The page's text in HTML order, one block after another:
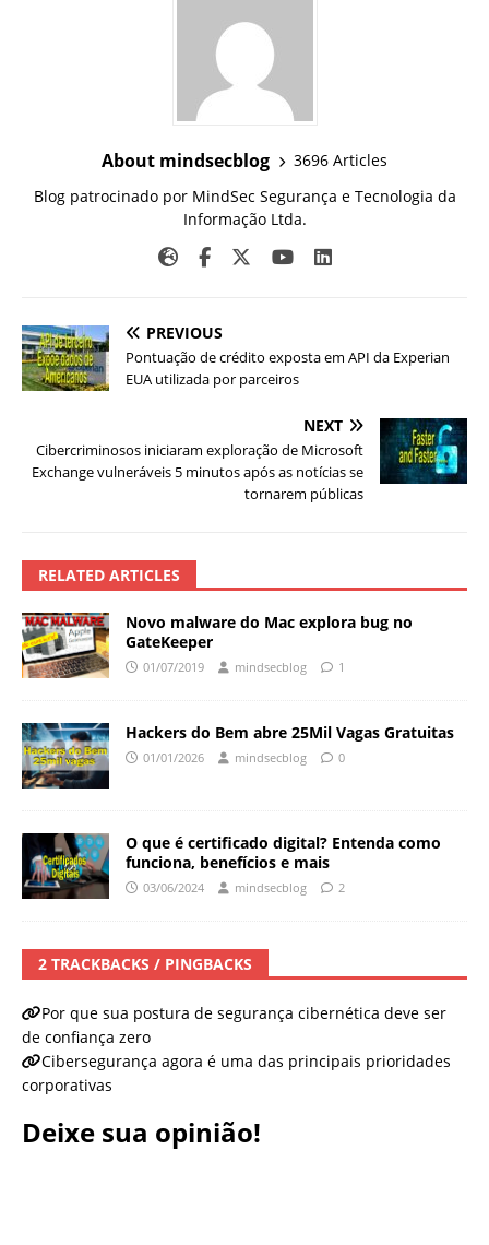
About mindsecblog
3696 Articles
Blog patrocinado por MindSec Segurança e Tecnologia da
Informação Ltda.
PREVIOUS
Pontuação de crédito exposta em API da Experian
EUA utilizada por parceiros
NEXT
Cibercriminosos iniciaram exploração de Microsoft
Exchange vulneráveis 5 minutos após as notícias se
tornarem públicas
RELATED ARTICLES
Novo malware do Mac explora bug no
GateKeeper
01/07/2019 mindsecblog 1
Hackers do Bem abre 25Mil Vagas Gratuitas
01/01/2026 mindsecblog 0
O que é certificado digital? Entenda como
funciona, benefícios e mais
03/06/2024 mindsecblog 2
2 TRACKBACKS / PINGBACKS
Por que sua postura de segurança cibernética deve ser
de confiança zero
Cibersegurança agora é uma das principais prioridades
corporativas
Deixe sua opinião!